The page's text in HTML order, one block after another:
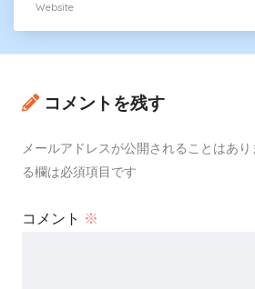
Website
コメントを残す
メールアドレスが公開されることはあり
る欄は必須項目です
コメント ※